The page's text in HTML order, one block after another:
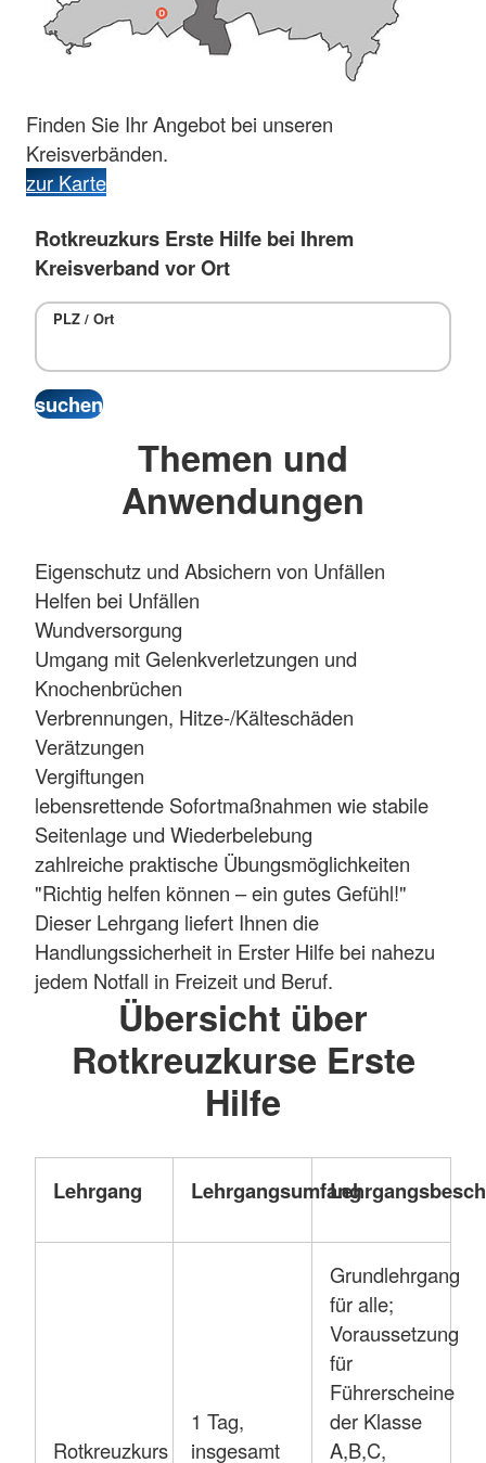
Finden Sie Ihr Angebot bei unseren
Kreisverbänden.
zur Karte
Rotkreuzkurs Erste Hilfe bei Ihrem
Kreisverband vor Ort
PLZ / Ort
Themen und
Anwendungen
Eigenschutz und Absichern von Unfällen
Helfen bei Unfällen
Wundversorgung
Umgang mit Gelenkverletzungen und
Knochenbrüchen
Verbrennungen, Hitze-/Kälteschäden
Verätzungen
Vergiftungen
lebensrettende Sofortmaßnahmen wie stabile
Seitenlage und Wiederbelebung
zahlreiche praktische Übungsmöglichkeiten
"Richtig helfen können – ein gutes Gefühl!"
Dieser Lehrgang liefert Ihnen die
Handlungssicherheit in Erster Hilfe bei nahezu
jedem Notfall in Freizeit und Beruf.
Übersicht über
Rotkreuzkurse Erste
Hilfe
Lehrgang Lehrgangsumfang
Rotkreuzkurs
1 Tag,
insgesamt
Grundlehrgang
für alle;
Voraussetzung
für
Führerscheine
der Klasse
A,B,C,